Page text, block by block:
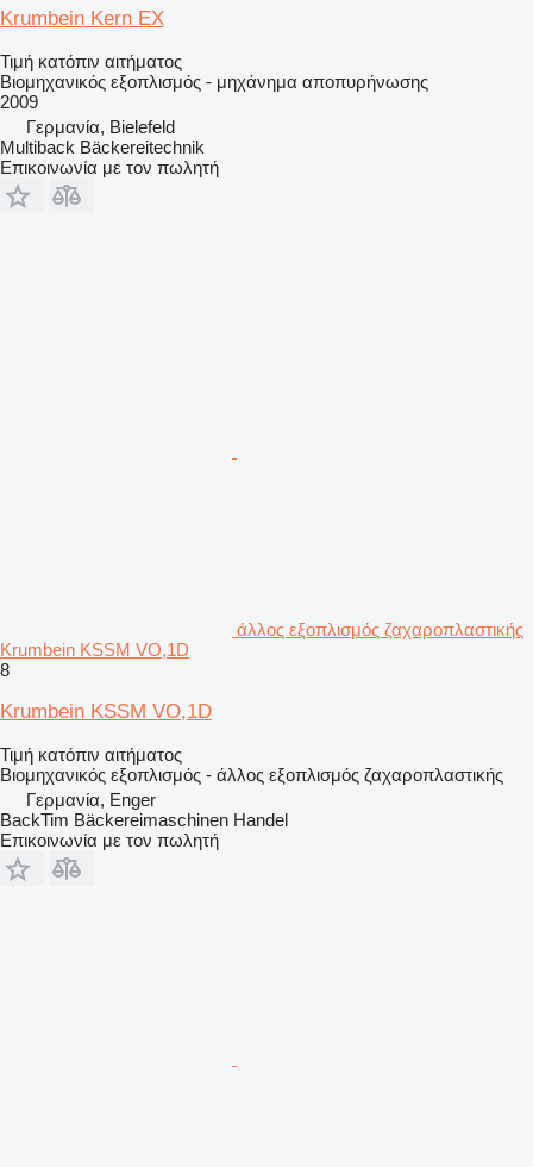
Krumbein Kern EX
Τιμή κατόπιν αιτήματος
Βιομηχανικός εξοπλισμός - μηχάνημα αποπυρήνωσης
2009
Γερμανία, Bielefeld
Multiback Bäckereitechnik
Επικοινωνία με τον πωλητή
άλλος εξοπλισμός ζαχαροπλαστικής
Krumbein KSSM VO,1D
8
Krumbein KSSM VO,1D
Τιμή κατόπιν αιτήματος
Βιομηχανικός εξοπλισμός - άλλος εξοπλισμός ζαχαροπλαστικής
Γερμανία, Enger
BackTim Bäckereimaschinen Handel
Επικοινωνία με τον πωλητή